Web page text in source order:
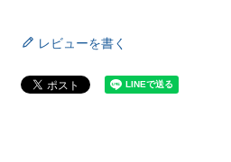
レビューを書く